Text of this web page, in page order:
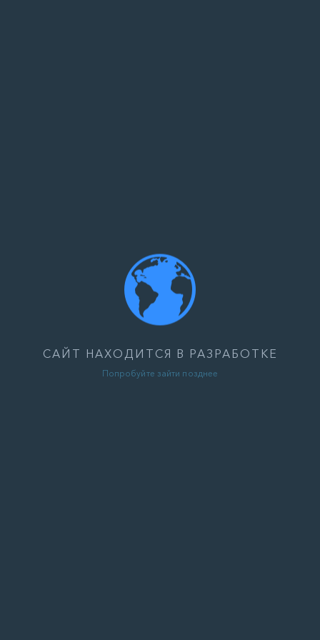
САЙТ НАХОДИТСЯ В РАЗРАБОТКЕ
Попробуйте зайти позднее